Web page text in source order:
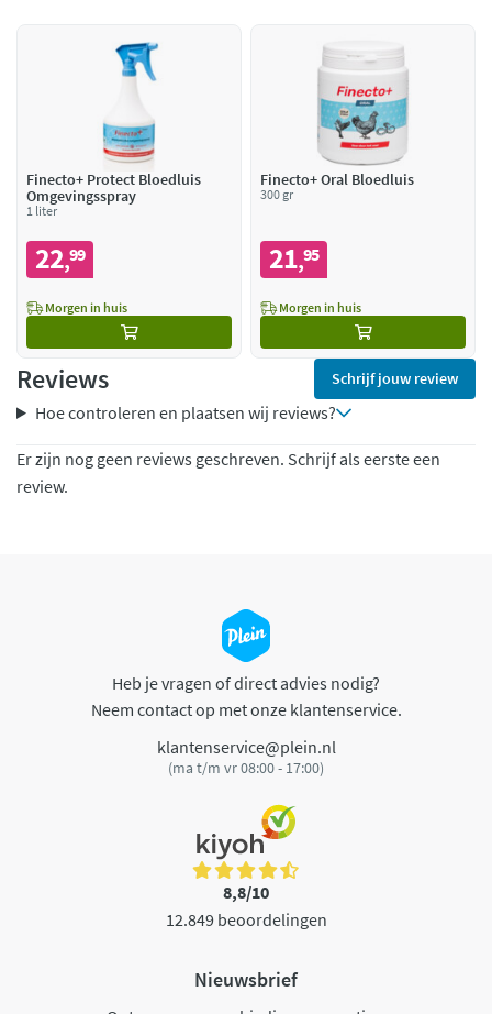
Finecto+ Protect Bloedluis
Omgevingsspray
1 liter
22,99
Morgen in huis
Finecto+ Oral Bloedluis
300 gr
21,95
Morgen in huis
Reviews Schrijf jouw review
Hoe controleren en plaatsen wij reviews?
Er zijn nog geen reviews geschreven. Schrijf als eerste een
review.
Heb je vragen of direct advies nodig?
Neem contact op met onze klantenservice.
klantenservice@plein.nl
(ma t/m vr 08:00 - 17:00)
8,8/10
12.849 beoordelingen
Nieuwsbrief